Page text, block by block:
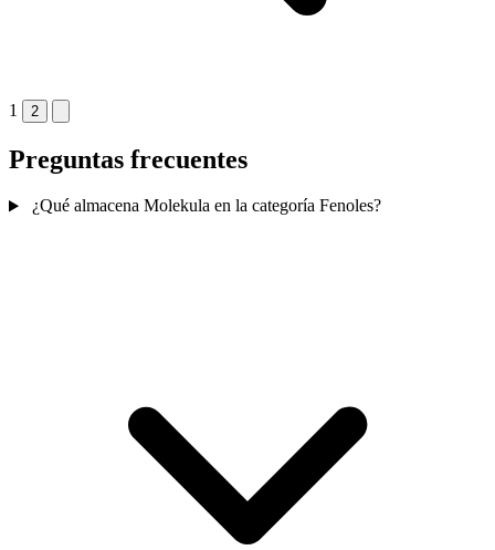
1 2
Preguntas frecuentes
¿Qué almacena Molekula en la categoría Fenoles?